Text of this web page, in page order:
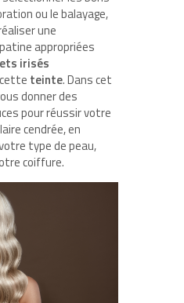
ou le balayage,
une
appropriées
irisés
teinte. Dans cet
donner des
pour réussir votre
cendrée, en
type de peau,
coiffure.